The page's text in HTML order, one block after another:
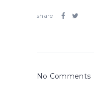
share
No Comments